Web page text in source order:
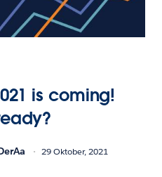
is coming!
29 Oktober, 2021